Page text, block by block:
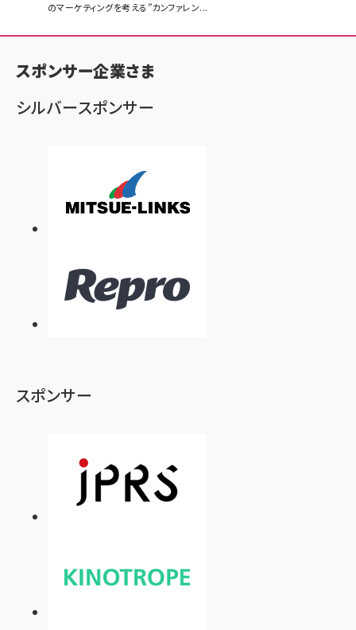
く
ず
のマーケティングを考える”カンファレン...
スポンサー企業さま
シルバースポンサー
スポンサー